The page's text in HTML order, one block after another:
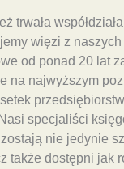
trwała
więzi z
od ponad 20 lat
na najwyższym
specjaliści
nie jedynie
także dostępni jak